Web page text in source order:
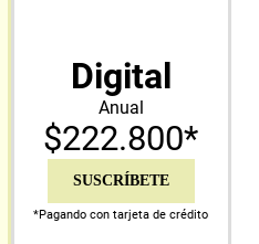
Digital
Anual
$222.800*
SUSCRÍBETE
*Pagando con tarjeta de crédito